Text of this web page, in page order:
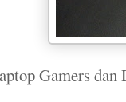
Gamers dan